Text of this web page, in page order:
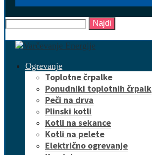
Najdi
Ogrevanje
Toplotne črpalke
Ponudniki toplotnih črpalk
Peči na drva
Plinski kotli
Kotli na sekance
Kotli na pelete
Električno ogrevanje